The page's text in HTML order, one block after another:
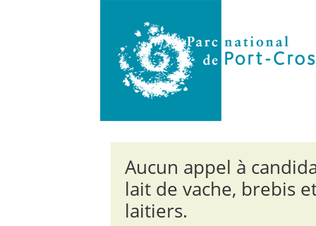
Aucun appel à
lait de vache, brebis
laitiers.